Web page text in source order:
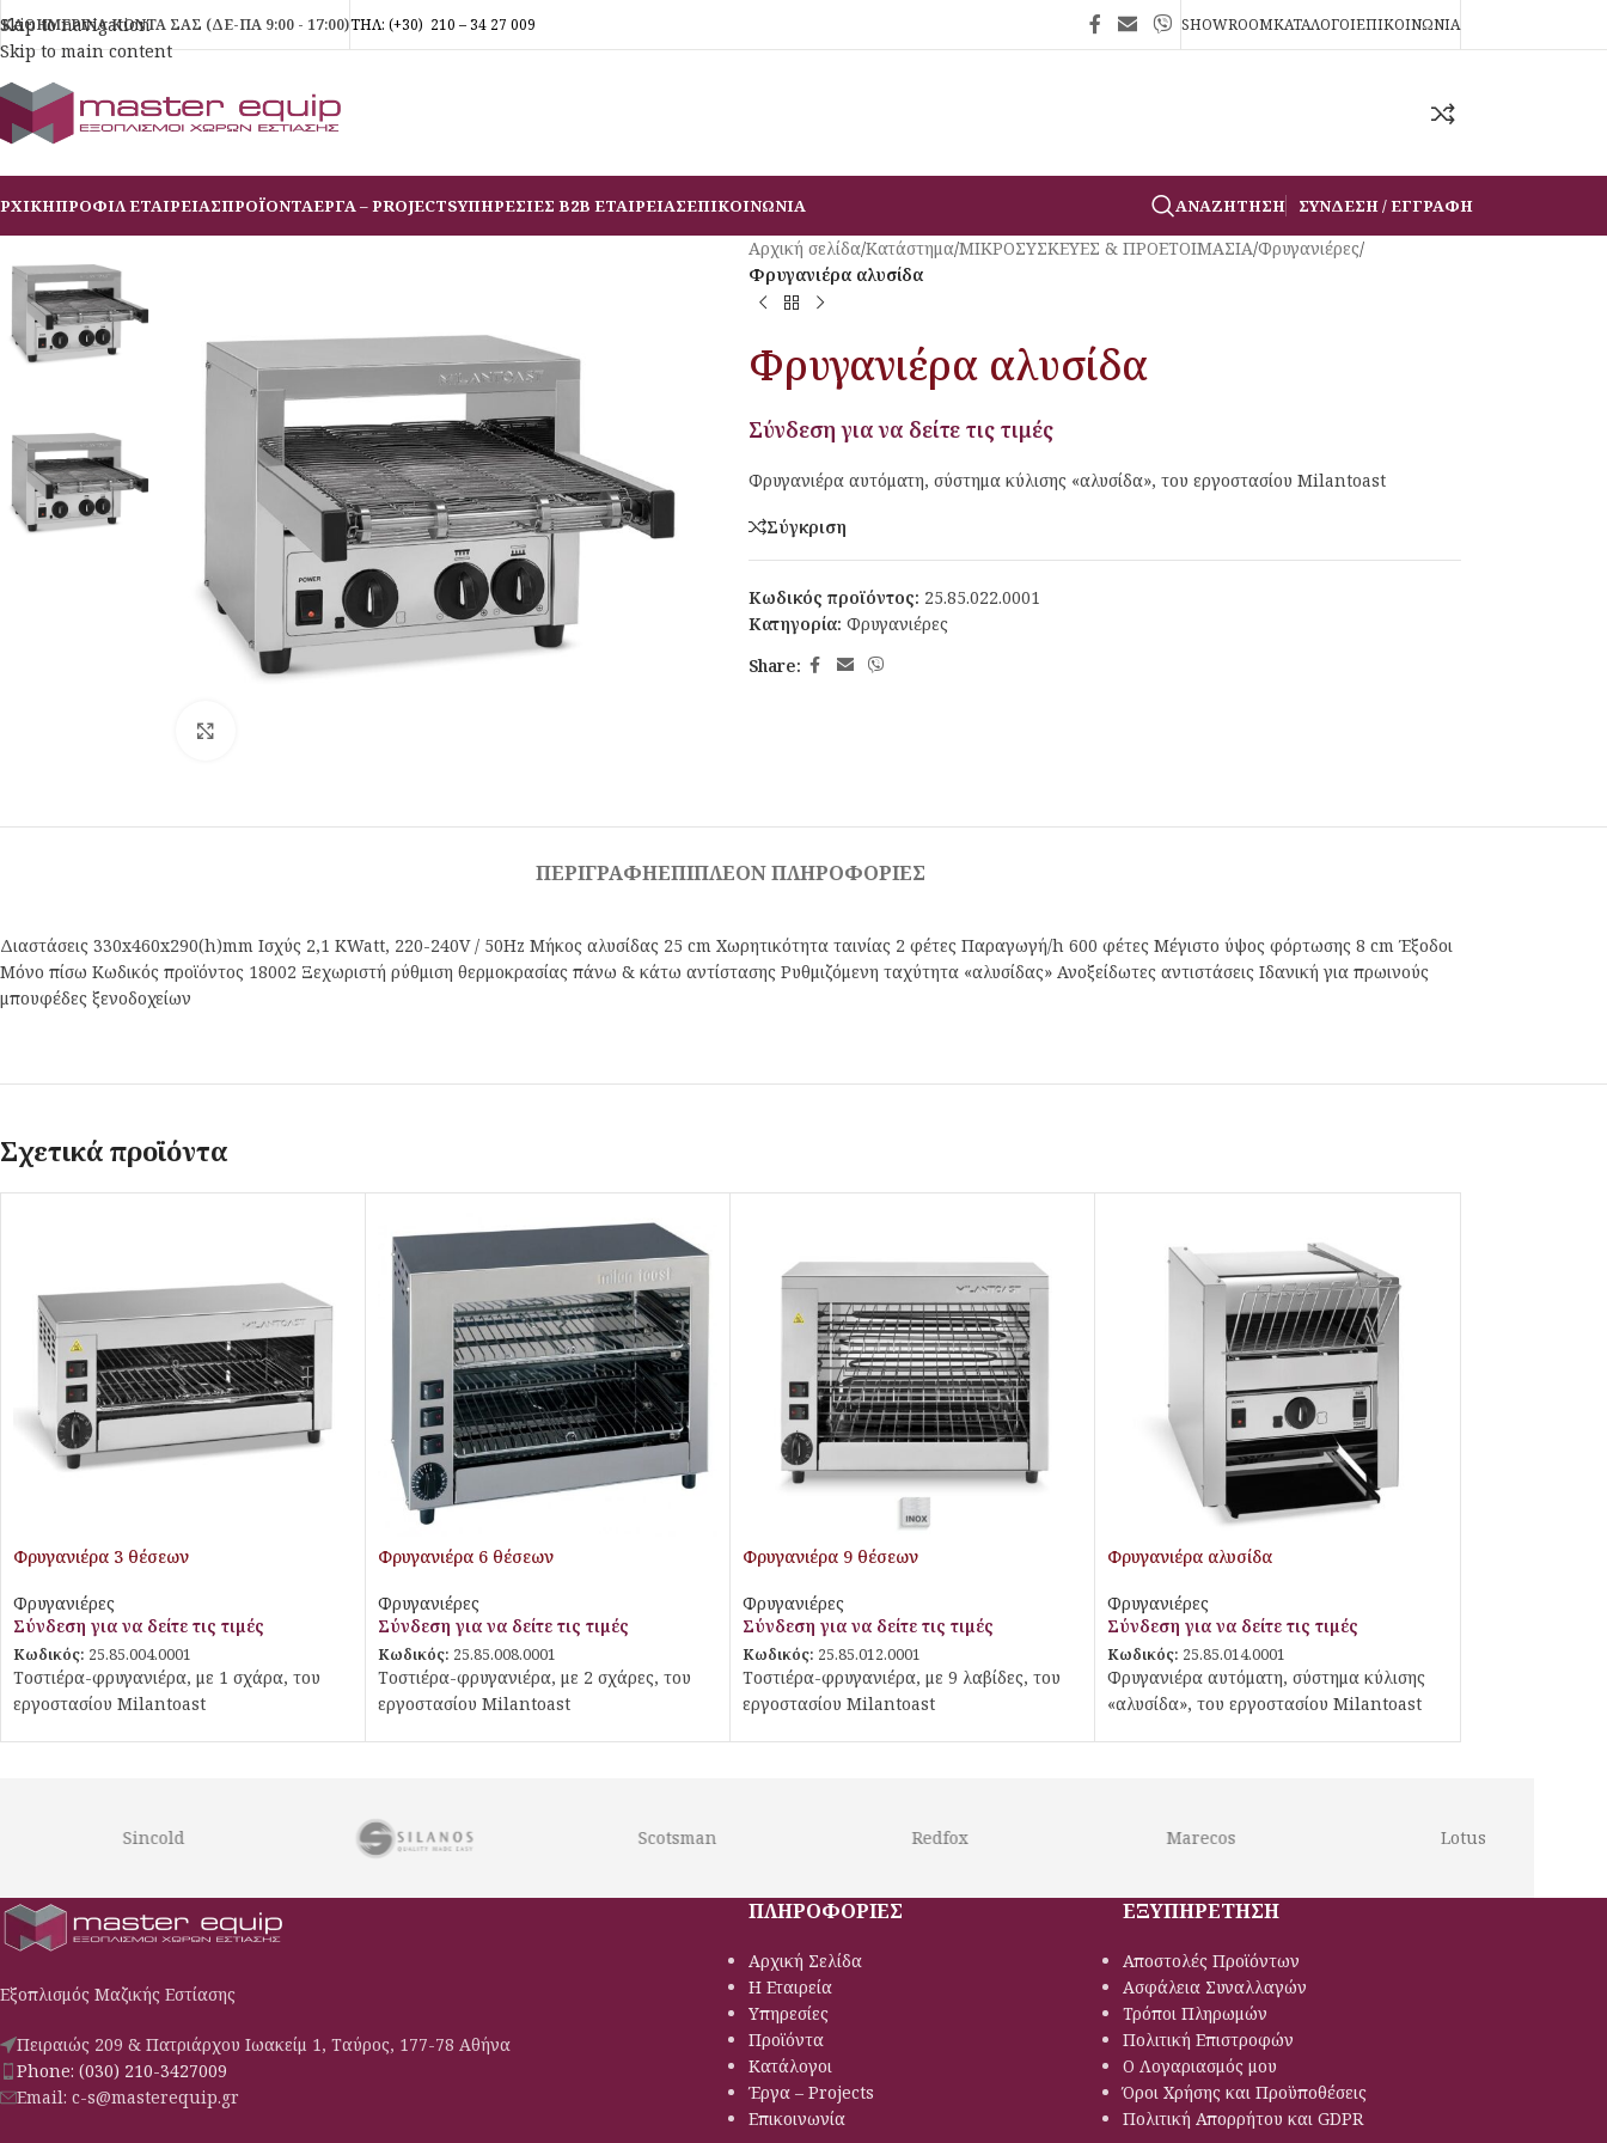
Skip to navigation
Skip to main content
ΚΑΘΗΜΕΡΙΝΑ ΚΟΝΤΑ ΣΑΣ (ΔΕ-ΠΑ 9:00 - 17:00)ΤΗΛ: (+30) 210 – 34 27 009 SHOWROOMΚΑΤΑΛΟΓΟΙΕΠΙΚΟΙΝΩΝΙΑ
ΠΡΟΦΙΛ ΕΤΑΙΡΕΙΑΣΠΡΟΪΟΝΤΑΕΡΓΑ – PROJECTSΥΠΗΡΕΣΙΕΣ B2B ΕΤΑΙΡΕΙΑΣΕΠΙΚΟΙΝΩΝΙΑ ΑΝΑΖΉΤΗΣΗ ΣΎΝΔΕΣΗ / ΕΓΓΡΑΦΉ
Αρχική σελίδα/Κατάστημα/ΜΙΚΡΟΣΥΣΚΕΥΕΣ & ΠΡΟΕΤΟΙΜΑΣΙΑ/Φρυγανιέρες/
Φρυγανιέρα αλυσίδα
Φρυγανιέρα αλυσίδα
Σύνδεση για να δείτε τις τιμές
Φρυγανιέρα αυτόματη, σύστημα κύλισης «αλυσίδα», του εργοστασίου Milantoast
Σύγκριση
Κωδικός προϊόντος: 25.85.022.0001
Κατηγορία: Φρυγανιέρες
Share:
ΠΕΡΙΓΡΑΦΉΕΠΙΠΛΈΟΝ ΠΛΗΡΟΦΟΡΊΕΣ
Διαστάσεις 330x460x290(h)mm Ισχύς 2,1 ΚWatt, 220-240V / 50Hz Μήκος αλυσίδας 25 cm Χωρητικότητα ταινίας 2 φέτες Παραγωγή/h 600 φέτες Μέγιστο ύψος φόρτωσης 8 cm Έξοδοι
Μόνο πίσω Κωδικός προϊόντος 18002 Ξεχωριστή ρύθμιση θερμοκρασίας πάνω & κάτω αντίστασης Ρυθμιζόμενη ταχύτητα «αλυσίδας» Ανοξείδωτες αντιστάσεις Ιδανική για πρωινούς
μπουφέδες ξενοδοχείων
Σχετικά προϊόντα
Φρυγανιέρα 3 θέσεων
Φρυγανιέρες
Σύνδεση για να δείτε τις τιμές
Κωδικός: 25.85.004.0001
Tοστιέρα-φρυγανιέρα, με 1 σχάρα, του
εργοστασίου Milantoast
Φρυγανιέρα 6 θέσεων
Φρυγανιέρες
Σύνδεση για να δείτε τις τιμές
Κωδικός: 25.85.008.0001
Tοστιέρα-φρυγανιέρα, με 2 σχάρες, του
εργοστασίου Milantoast
Φρυγανιέρα 9 θέσεων
Φρυγανιέρες
Σύνδεση για να δείτε τις τιμές
Κωδικός: 25.85.012.0001
Tοστιέρα-φρυγανιέρα, με 9 λαβίδες, του
εργοστασίου Milantoast
Φρυγανιέρα αλυσίδα
Φρυγανιέρες
Σύνδεση για να δείτε τις τιμές
Κωδικός: 25.85.014.0001
Φρυγανιέρα αυτόματη, σύστημα κύλισης
«αλυσίδα», του εργοστασίου Milantoast
Scotsman
Εξοπλισμός Μαζικής Εστίασης
Πειραιώς 209 & Πατριάρχου Ιωακείμ 1, Ταύρος, 177-78 Αθήνα
Phone: (030) 210-3427009
Email: c-s@masterequip.gr
ΠΛΗΡΟΦΟΡΙΕΣ
Αρχική Σελίδα
Η Εταιρεία
Υπηρεσίες
Προϊόντα
Κατάλογοι
Έργα – Projects
Επικοινωνία
ΕΞΥΠΗΡΕΤΗΣΗ
Αποστολές Προϊόντων
Ασφάλεια Συναλλαγών
Τρόποι Πληρωμών
Πολιτική Eπιστροφών
Ο Λογαριασμός μου
Όροι Χρήσης και Προϋποθέσεις
Πολιτική Απορρήτου και GDPR